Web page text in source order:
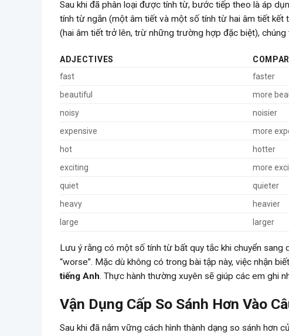
Sau khi đã phân loại được tính từ, bước tiếp theo là áp
tính từ ngắn (một âm tiết và một số tính từ hai âm tiết kết
(hai âm tiết trở lên, trừ những trường hợp đặc biệt),
ADJECTIVES
fast
faster
beautiful
more
noisy
noisier
expensive
more
hot
hotter
exciting
more
quiet
quieter
heavy
heavier
large
larger
Lưu ý rằng có một số tính từ bất quy tắc khi chuyển sang
“worse”. Mặc dù không có trong bài tập này, việc nhận
tiếng Anh. Thực hành thường xuyên sẽ giúp các em ghi
Vận Dụng Cấp So Sánh Hơn Vào
Sau khi đã nắm vững cách hình thành dạng so sánh hơn